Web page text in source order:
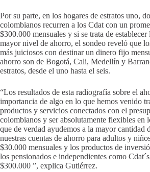
Por su parte, en los hogares de estratos uno,
colombianos recurren a los Cdat con un
$300.000 mensuales y si se trata de
mayor nivel de ahorro, el sondeo reveló que
más juiciosos con destinar un dinero fijo
ahorro son de Bogotá, Cali, Medellín y
estratos, desde el uno hasta el seis.
“Los resultados de esta radiografía sobre el
importancia de algo en lo que hemos venido
productos y servicios conectados con el
colombianos y ser absolutamente flexibles en
que de verdad ayudemos a la mayor cantidad
nuestras cuentas de ahorro para adultos y
$30.000 mensuales y los productos de
los pensionados e independientes como
$300.000 ”, explica Gutiérrez.